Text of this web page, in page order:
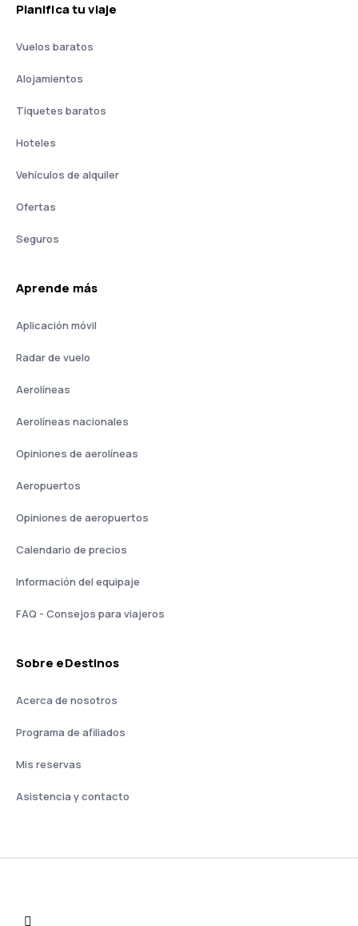
Planifica tu viaje
Vuelos baratos
Alojamientos
Tiquetes baratos
Hoteles
Vehículos de alquiler
Ofertas
Seguros
Aprende más
Aplicación móvil
Radar de vuelo
Aerolíneas
Aerolíneas nacionales
Opiniones de aerolíneas
Aeropuertos
Opiniones de aeropuertos
Calendario de precios
Información del equipaje
FAQ - Consejos para viajeros
Sobre eDestinos
Acerca de nosotros
Programa de afiliados
Mis reservas
Asistencia y contacto